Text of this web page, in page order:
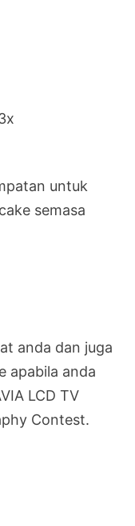
untuk
semasa
anda dan juga
apabila anda
LCD TV
Contest.